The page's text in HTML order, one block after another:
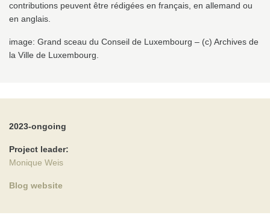
contributions peuvent être rédigées en français, en allemand ou
en anglais.
image: Grand sceau du Conseil de Luxembourg – (c) Archives de
la Ville de Luxembourg.
2023-ongoing
Project leader:
Monique Weis
Blog website